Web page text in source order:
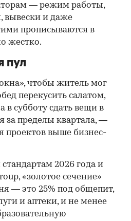
— режим работы,
вывески и даже
прописываются в
жестко.
пул
чтобы житель мог
перекусить салатом,
в субботу сдать вещи в
за пределы квартала, —
проектов выше бизнес-
2026 года и
«золотое сечение»
— это 25% под общепит,
и аптеки, и не менее